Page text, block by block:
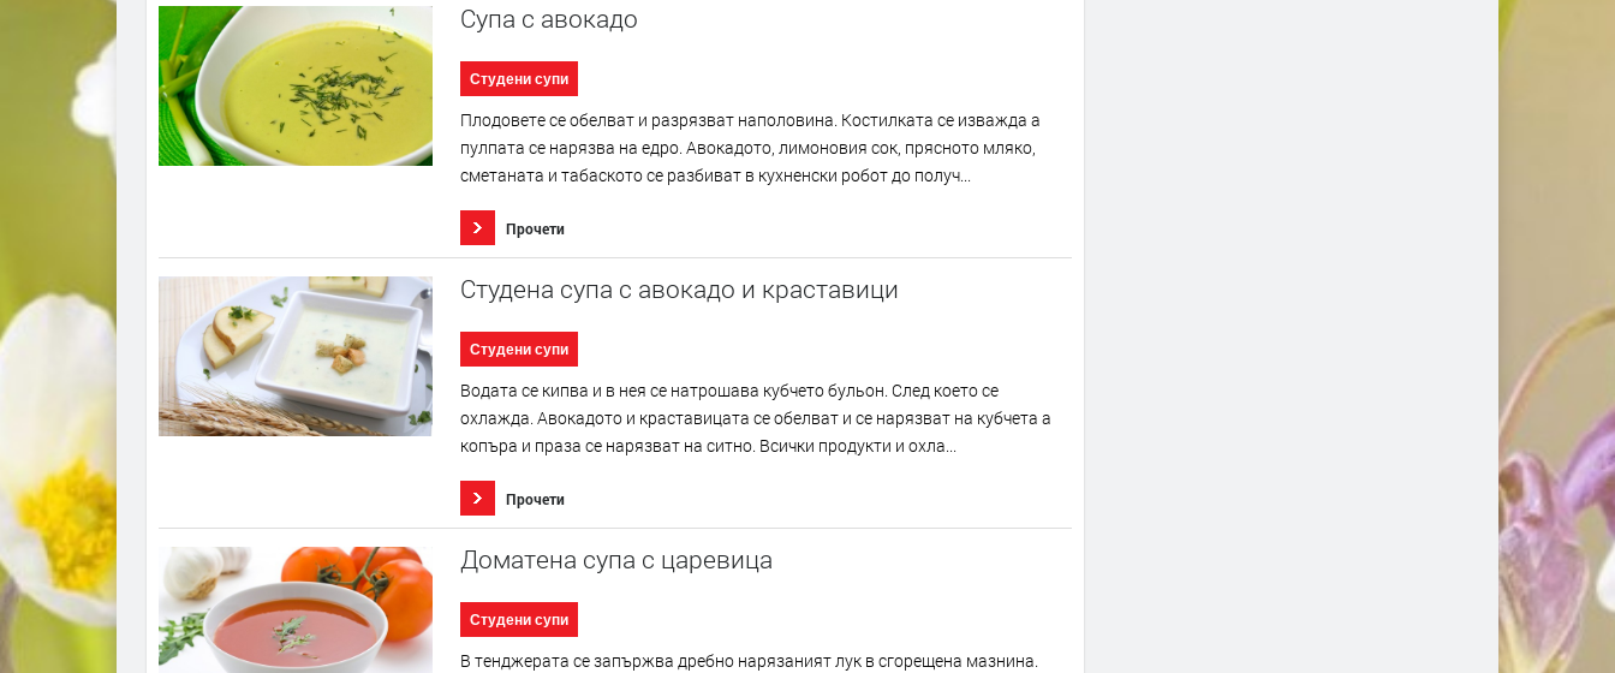
Супа с авокадо
Студени супи
Плодовете се обелват и разрязват наполовина. Костилката се изважда а
пулпата се нарязва на едро. Авокадото, лимоновия сок, прясното мляко,
сметаната и табаското се разбиват в кухненски робот до получ...
Прочети
Студена супа с авокадо и краставици
Студени супи
Водата се кипва и в нея се натрошава кубчето бульон. След което се
охлажда. Авокадото и краставицата се обелват и се нарязват на кубчета а
копъра и праза се нарязват на ситно. Всички продукти и охла...
Прочети
Доматена супа с царевица
Студени супи
В тенджерата се запържва дребно нарязаният лук в сгорещена мазнина.